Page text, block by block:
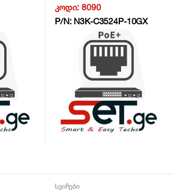
კოდი:8090
P/N: N3K-C3524P-10GX
სვიჩები